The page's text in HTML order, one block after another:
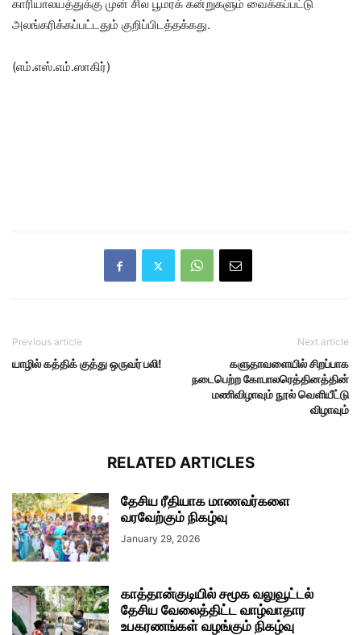
காரியாலயத்துக்கு முன் சில பூமரக் கன்றுகளும் வைக்கப்பட்டு
அலங்கரிக்கப்பட்டதும் குறிப்பிடத்தக்கது.
(எம்.எஸ்.எம்.ஸாகிர்)
Previous article
யாழில் கத்திக் குத்து ஒருவர் பலி!
Next article
களுதாவளையில் சிறப்பாக
நடைபெற்ற கோபாலரெத்தினத்தின்
மணிவிழாவும் நூல் வெளியீட்டு
விழாவும்
RELATED ARTICLES
தேசிய ரீதியாக மாணவர்களை
வரவேற்கும் நிகழ்வு
January 29, 2026
காத்தான்குடியில் சமூக வலுவூட்டல்
தேசிய வேலைத்திட்ட வாழ்வாதார
உபகரணங்கள் வழங்கும் நிகழ்வு